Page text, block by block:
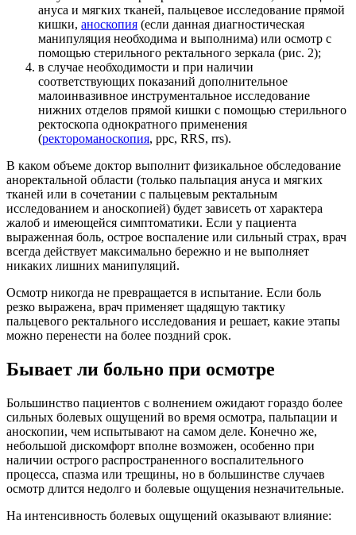
ануса и мягких тканей, пальцевое исследование прямой
кишки, аноскопия (если данная диагностическая
манипуляция необходима и выполнима) или осмотр с
помощью стерильного ректального зеркала (рис. 2);
в случае необходимости и при наличии
соответствующих показаний дополнительное
малоинвазивное инструментальное исследование
нижних отделов прямой кишки с помощью стерильного
ректоскопа однократного применения
(ректороманоскопия, ррс, RRS, rrs).
В каком объеме доктор выполнит физикальное обследование
аноректальной области (только пальпация ануса и мягких
тканей или в сочетании с пальцевым ректальным
исследованием и аноскопией) будет зависеть от характера
жалоб и имеющейся симптоматики. Если у пациента
выраженная боль, острое воспаление или сильный страх, врач
всегда действует максимально бережно и не выполняет
никаких лишних манипуляций.
Осмотр никогда не превращается в испытание. Если боль
резко выражена, врач применяет щадящую тактику
пальцевого ректального исследования и решает, какие этапы
можно перенести на более поздний срок.
Бывает ли больно при осмотре
Большинство пациентов с волнением ожидают гораздо более
сильных болевых ощущений во время осмотра, пальпации и
аноскопии, чем испытывают на самом деле. Конечно же,
небольшой дискомфорт вполне возможен, особенно при
наличии острого распространенного воспалительного
процесса, спазма или трещины, но в большинстве случаев
осмотр длится недолго и болевые ощущения незначительные.
На интенсивность болевых ощущений оказывают влияние: